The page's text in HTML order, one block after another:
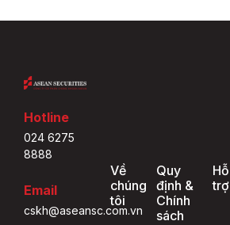
Hotline
024 6275
8888
Email
cskh@aseansc.com.vn
Về
chúng
tôi
Quy
định &
Chính
sách
Hỗ
trợ